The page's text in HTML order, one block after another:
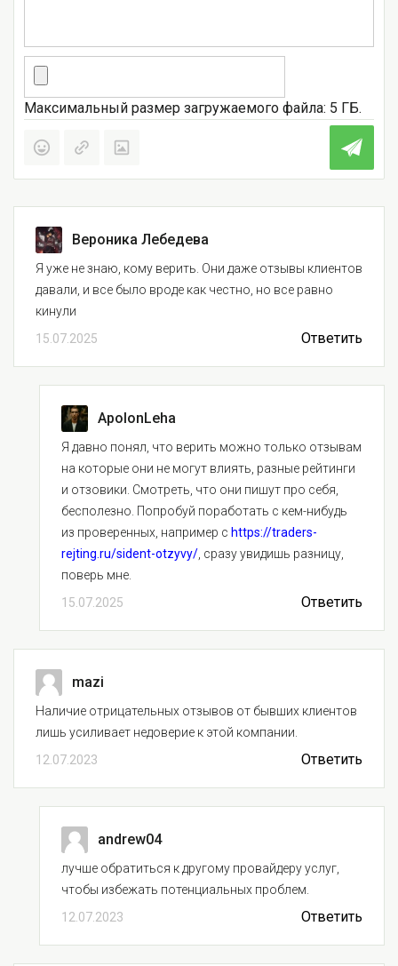
Максимальный размер загружаемого файла: 5 ГБ.
Вероника Лебедева
Я уже не знаю, кому верить. Они даже отзывы клиентов
давали, и все было вроде как честно, но все равно
кинули
15.07.2025
Ответить
ApolonLeha
Я давно понял, что верить можно только отзывам
на которые они не могут влиять, разные рейтинги
и отзовики. Смотреть, что они пишут про себя,
бесполезно. Попробуй поработать с кем-нибудь
из проверенных, например с https://traders-
rejting.ru/sident-otzyvy/ , сразу увидишь разницу,
поверь мне.
15.07.2025
Ответить
mazi
Наличие отрицательных отзывов от бывших клиентов
лишь усиливает недоверие к этой компании.
12.07.2023
Ответить
andrew04
лучше обратиться к другому провайдеру услуг,
чтобы избежать потенциальных проблем.
12.07.2023
Ответить